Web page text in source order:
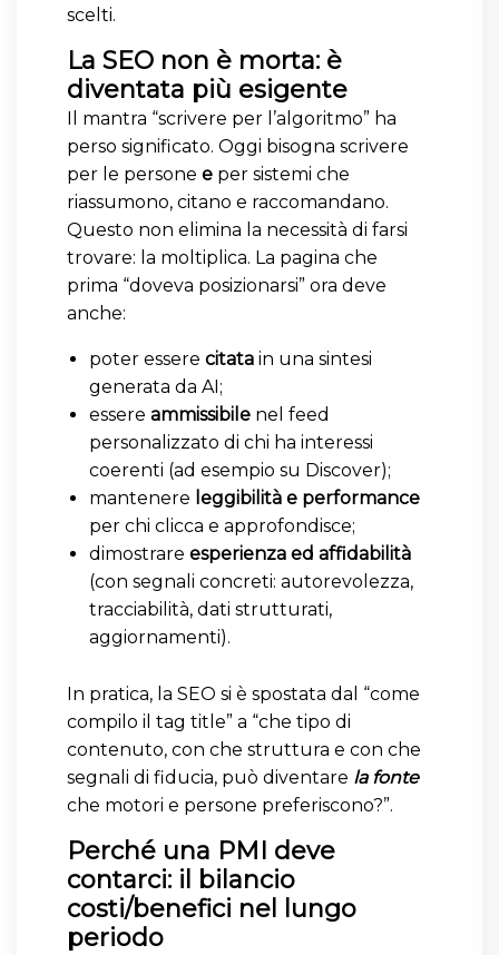
scelti.
La SEO non è morta: è
diventata più esigente
Il mantra “scrivere per l’algoritmo” ha
perso significato. Oggi bisogna scrivere
per le persone e per sistemi che
riassumono, citano e raccomandano.
Questo non elimina la necessità di farsi
trovare: la moltiplica. La pagina che
prima “doveva posizionarsi” ora deve
anche:
poter essere citata in una sintesi
generata da AI;
essere ammissibile nel feed
personalizzato di chi ha interessi
coerenti (ad esempio su Discover);
mantenere leggibilità e performance
per chi clicca e approfondisce;
dimostrare esperienza ed affidabilità
(con segnali concreti: autorevolezza,
tracciabilità, dati strutturati,
aggiornamenti).
In pratica, la SEO si è spostata dal “come
compilo il tag title” a “che tipo di
contenuto, con che struttura e con che
segnali di fiducia, può diventare la fonte
che motori e persone preferiscono?”.
Perché una PMI deve
contarci: il bilancio
costi/benefici nel lungo
periodo